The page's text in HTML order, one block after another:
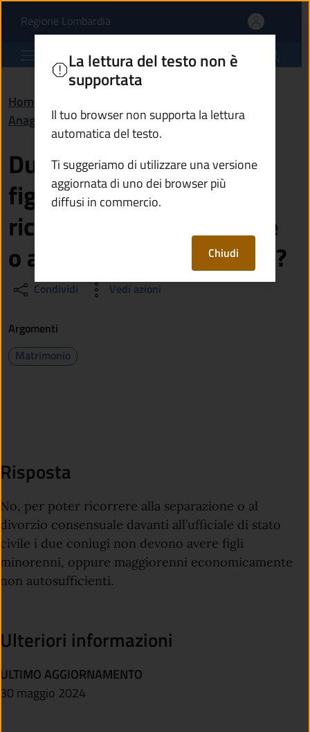
Due coniugi che hanno
Regione Lombardia(apre in un'altra scheda).
Comune di Monte Isola
Home
Anagrafe e stato civile
Due coniugi che hanno
figli minorenni possono
ricorrere alla separazione
o al divorzio consensuale?
Condividi Vedi azioni
La lettura del testo non è
supportata
Il tuo browser non supporta la lettura
automatica del testo.
Ti suggeriamo di utilizzare una versione
aggiornata di uno dei browser più
diffusi in commercio.
Chiudi
Argomenti
Matrimonio
Risposta
No, per poter ricorrere alla separazione o al
divorzio consensuale davanti all’ufficiale di stato
civile i due coniugi non devono avere figli
minorenni, oppure maggiorenni economicamente
non autosufficienti.
Ulteriori informazioni
ULTIMO AGGIORNAMENTO
30 maggio 2024